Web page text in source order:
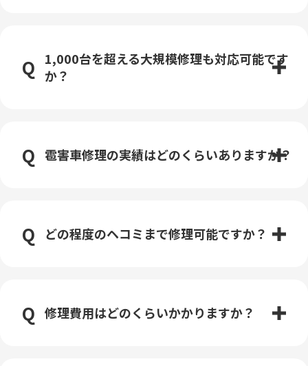
1,000台を超える大規模修理も対応可能です
か？
雹害車修理の実績はどのくらいありますか？
どの程度のヘコミまで修理可能ですか？
修理費用はどのくらいかかりますか？